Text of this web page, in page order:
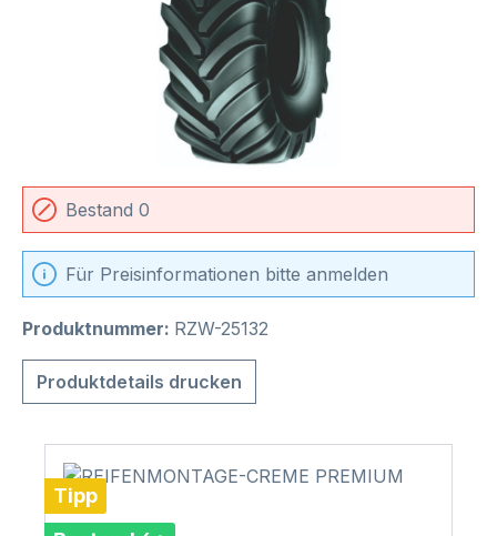
Bestand 0
Für Preisinformationen bitte anmelden
Produktnummer: RZW-25132
Produktdetails drucken
Tipp